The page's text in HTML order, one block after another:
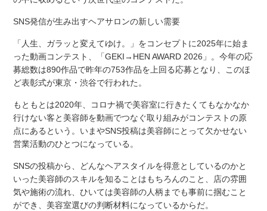
SNS発信が生み出すヘアサロンの新しい需要
「人生、ガラッと変えてゆけ。」をコンセプトに2025年に始ま
った動画コンテスト、「GEKI→HEN AWARD 2026」。今年の応
募総数は890作品で昨年の753作品を上回る応募となり、このほ
ど表彰式が東京・渋谷で行われた。
もともとは2020年、コロナ禍で美容室に行きたくてもなかなか
行けない客と美容師を動画でつなぐ取り組みがコンテストの原
点にあるという。いまやSNS投稿は美容師にとって欠かせない
営業活動のひとつになっている。
SNSの投稿から、どんなヘアスタイルを得意としているのかと
いった美容師のスキルを知ることはもちろんのこと、店の雰囲
気や施術の流れ、ひいては美容師の人柄までも事前に掴むこと
ができ、美容室選びの判断材料になっているからだ。